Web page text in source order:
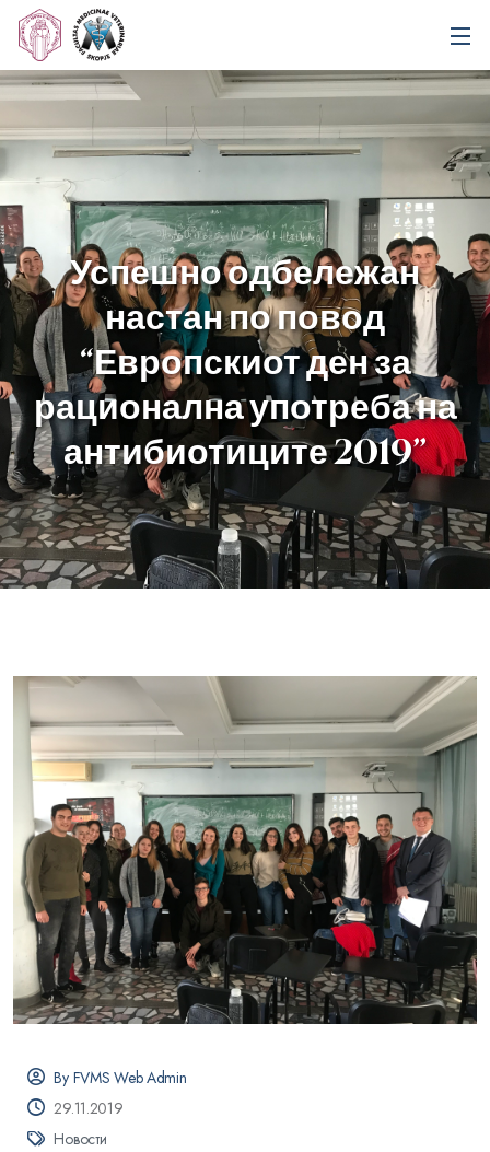
Успешно одбележан
настан по повод
“Европскиот ден за
рационална употреба на
антибиотиците 2019”
By FVMS Web Admin
29.11.2019
Новости